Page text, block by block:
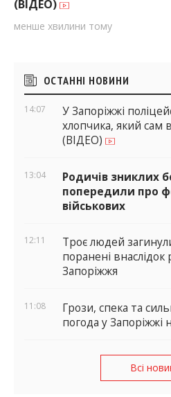
(ВІДЕО)
менше хвилини тому
Бічні
віджети
ОСТАННІ НОВИНИ
14:07
У Запоріжжі
хлопчика, який сам
(ВІДЕО)
13:04
Родичів зниклих
попередили про
військових
12:11
Троє людей
поранені внаслідок
Запоріжжя
11:08
Грози, спека та
погода у Запоріжжі
Всі